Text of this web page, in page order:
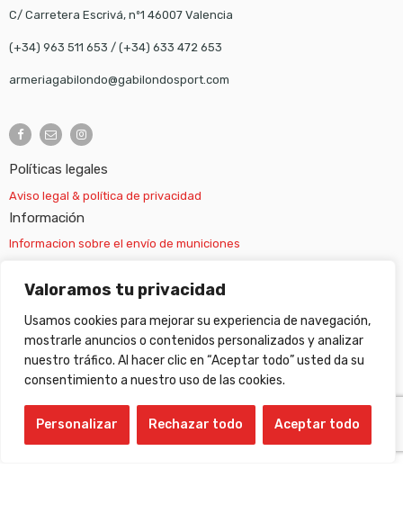
Valoramos tu privacidad
Usamos cookies para mejorar su experiencia de navegación,
mostrarle anuncios o contenidos personalizados y analizar
nuestro tráfico. Al hacer clic en “Aceptar todo” usted da su
consentimiento a nuestro uso de las cookies.
Personalizar Rechazar todo Aceptar todo
C/ Carretera Escrivá, nº1 46007 Valencia
(+34) 963 511 653 / (+34) 633 472 653
armeriagabilondo@gabilondosport.com
Políticas legales
Aviso legal & política de privacidad
Información
Informacion sobre el envío de municiones
Información sobre el envío de armas
Cambios y devoluciones
Suscripción newsletter